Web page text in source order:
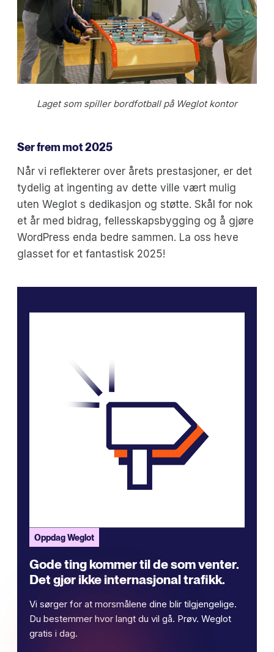
Laget som spiller bordfotball på Weglot kontor
Ser frem mot 2025
Når vi reflekterer over årets prestasjoner, er det
tydelig at ingenting av dette ville vært mulig
uten Weglot s dedikasjon og støtte. Skål for nok
et år med bidrag, fellesskapsbygging og å gjøre
WordPress enda bedre sammen. La oss heve
glasset for et fantastisk 2025!
Oppdag Weglot
Gode ​​ting kommer til de som venter.
Det gjør ikke internasjonal trafikk.
Vi sørger for at morsmålene dine blir tilgjengelige.
Du bestemmer hvor langt du vil gå. Prøv. Weglot
gratis i dag.